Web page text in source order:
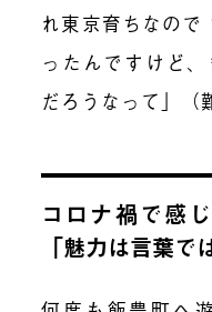
れ東京育ちなので
ったんですけど
だろうなって」（
コロナ禍で感
「魅力は言葉で